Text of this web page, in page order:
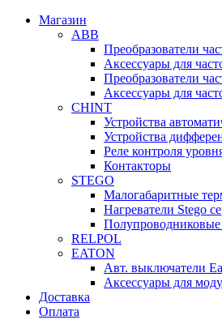
Магазин
ABB
Преобразователи
Аксессуары для
Преобразователи
Аксессуары для
CHINT
Устройства
Устройства
Реле контроля
Контакторы
STEGO
Малогабаритные
Нагреватели Stego
Полупроводниковые
RELPOL
EATON
Авт. выключатели
Аксессуары для
Доставка
Оплата